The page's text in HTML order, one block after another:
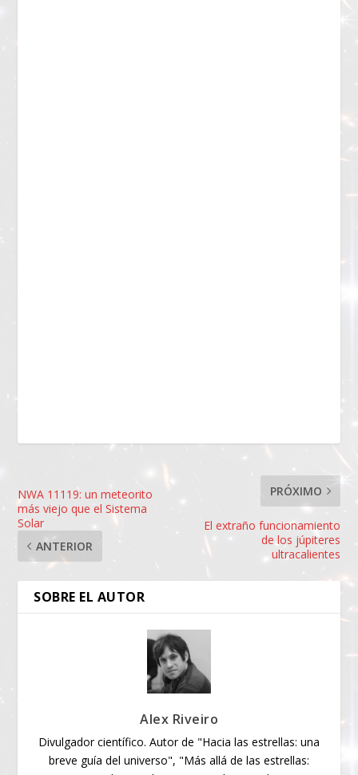
NWA 11119: un meteorito
más viejo que el Sistema
Solar
ANTERIOR
PRÓXIMO
El extraño funcionamiento
de los júpiteres
ultracalientes
SOBRE EL AUTOR
Alex Riveiro
Divulgador científico. Autor de "Hacia las estrellas: una
breve guía del universo", "Más allá de las estrellas: